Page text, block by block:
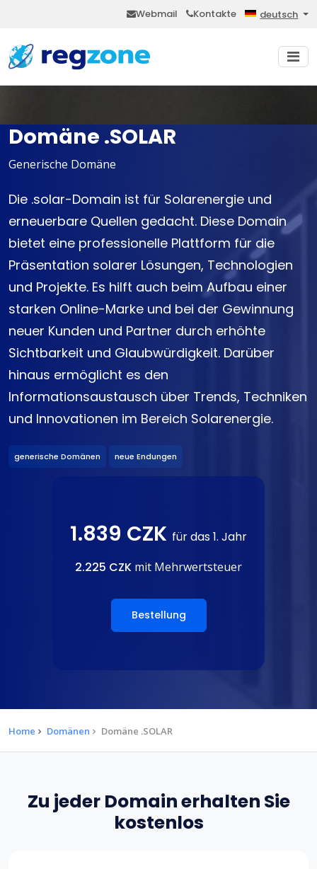
Webmail Kontakte deutsch
Domäne .SOLAR
Generische Domäne
Die .solar-Domain ist für Solarenergie und
erneuerbare Quellen gedacht. Diese Domain
bietet eine professionelle Plattform für die
Präsentation solarer Lösungen, Technologien
und Projekte. Es hilft auch beim Aufbau einer
starken Online-Marke und bei der Gewinnung
neuer Kunden und Partner durch erhöhte
Sichtbarkeit und Glaubwürdigkeit. Darüber
hinaus ermöglicht es den
Informationsaustausch über Trends, Techniken
und Innovationen im Bereich Solarenergie.
generische Domänen neue Endungen
1.839 CZK für das 1. Jahr
2.225 CZK mit Mehrwertsteuer
Bestellung
Home Domänen Domäne .SOLAR
Zu jeder Domain erhalten Sie
kostenlos